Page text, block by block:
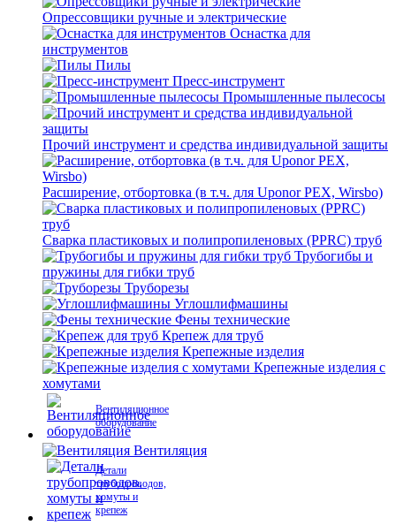
Опрессовщики ручные и электрические
Оснастка для
инструментов
Пилы
Пресс-инструмент
Промышленные пылесосы
Прочий инструмент и средства индивидуальной защиты
Расширение, отбортовка (в т.ч. для Uponor PEX, Wirsbo)
Сварка пластиковых и полипропиленовых (PPRC) труб
Трубогибы и
пружины для гибки труб
Труборезы
Углошлифмашины
Фены технические
Крепеж для труб
Крепежные изделия
Крепежные изделия с
хомутами
Вентиляционное
оборудование
Вентиляция
Детали
трубопроводов,
хомуты и
крепеж